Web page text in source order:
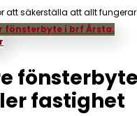
att säkerställa att allt
fastighet